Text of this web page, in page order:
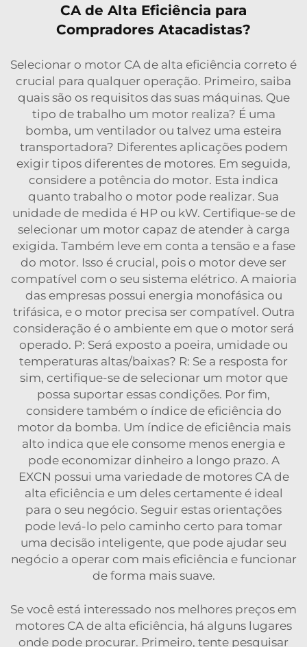
CA de Alta Eficiência para
Compradores Atacadistas?
Selecionar o motor CA de alta eficiência correto é
crucial para qualquer operação. Primeiro, saiba
quais são os requisitos das suas máquinas. Que
tipo de trabalho um motor realiza? É uma
bomba, um ventilador ou talvez uma esteira
transportadora? Diferentes aplicações podem
exigir tipos diferentes de motores. Em seguida,
considere a potência do motor. Esta indica
quanto trabalho o motor pode realizar. Sua
unidade de medida é HP ou kW. Certifique-se de
selecionar um motor capaz de atender à carga
exigida. Também leve em conta a tensão e a fase
do motor. Isso é crucial, pois o motor deve ser
compatível com o seu sistema elétrico. A maioria
das empresas possui energia monofásica ou
trifásica, e o motor precisa ser compatível. Outra
consideração é o ambiente em que o motor será
operado. P: Será exposto a poeira, umidade ou
temperaturas altas/baixas? R: Se a resposta for
sim, certifique-se de selecionar um motor que
possa suportar essas condições. Por fim,
considere também o índice de eficiência do
motor da bomba. Um índice de eficiência mais
alto indica que ele consome menos energia e
pode economizar dinheiro a longo prazo. A
EXCN possui uma variedade de motores CA de
alta eficiência e um deles certamente é ideal
para o seu negócio. Seguir estas orientações
pode levá-lo pelo caminho certo para tomar
uma decisão inteligente, que pode ajudar seu
negócio a operar com mais eficiência e funcionar
de forma mais suave.
Se você está interessado nos melhores preços em
motores CA de alta eficiência, há alguns lugares
onde pode procurar. Primeiro, tente pesquisar